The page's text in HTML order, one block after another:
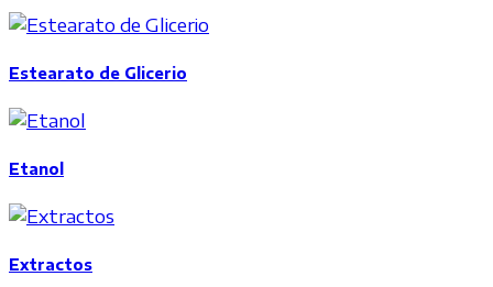
Estearato de Glicerio
Etanol
Extractos